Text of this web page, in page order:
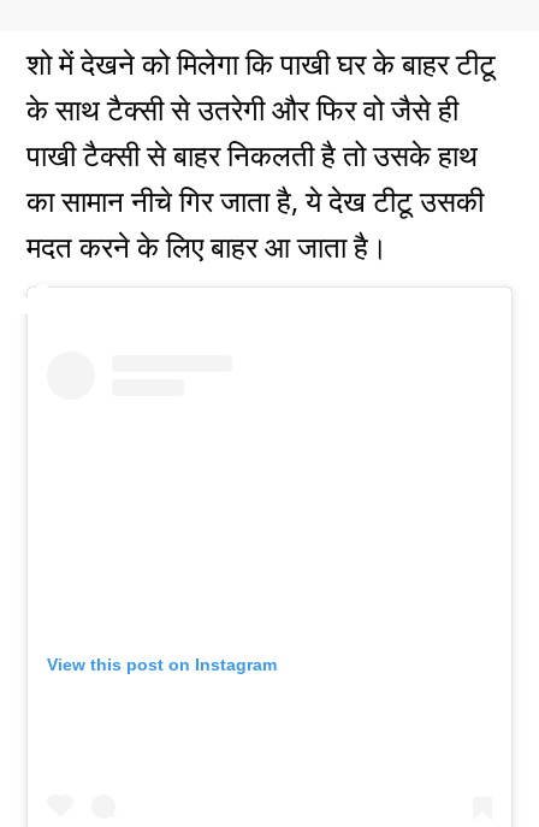
शो में देखने को मिलेगा कि पाखी घर के बाहर टीटू
के साथ टैक्सी से उतरेगी और फिर वो जैसे ही
पाखी टैक्सी से बाहर निकलती है तो उसके हाथ
का सामान नीचे गिर जाता है, ये देख टीटू उसकी
मदत करने के लिए बाहर आ जाता है।
View this post on Instagram